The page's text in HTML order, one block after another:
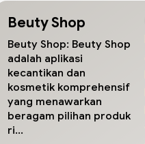
Beuty Shop
Beuty Shop: Beuty Shop
adalah aplikasi
kecantikan dan
kosmetik komprehensif
yang menawarkan
beragam pilihan produk
ri...